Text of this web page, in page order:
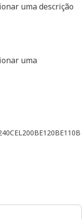
uma descrição
uma
EL200BE120BE110B